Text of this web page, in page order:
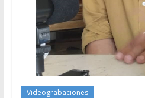
Videograbaciones